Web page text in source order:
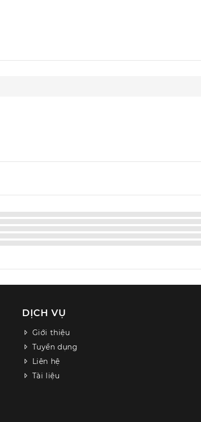
DỊCH VỤ
Giới thiệu
Tuyển dụng
Liên hệ
Tài liệu